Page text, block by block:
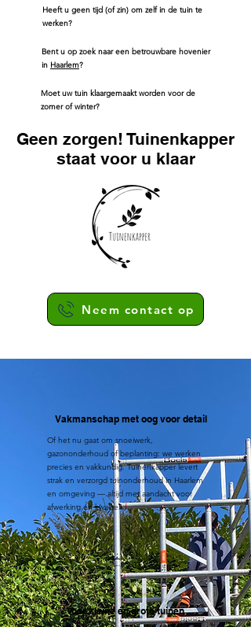
Heeft u geen tijd (of zin) om zelf in de tuin te
werken?
Bent u op zoek naar een betrouwbare hovenier
in Haarlem?
Moet uw tuin klaargemaakt worden voor de
zomer of winter?
Geen zorgen! Tuinenkapper
staat voor u klaar
Neem contact op
Vakmanschap met oog voor detail
Of het nu gaat om snoeiwerk,
gazononderhoud of beplanting: we werken
precies en vakkundig. Tuinenkapper levert
strak en verzorgd tuinonderhoud in Haarlem
en omgeving — altijd met aandacht voor
afwerking en kwaliteit.
Voor kleine én grote tuinen